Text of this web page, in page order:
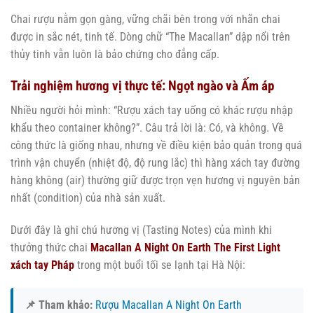
Chai rượu nằm gọn gàng, vững chãi bên trong với nhãn chai
được in sắc nét, tinh tế. Dòng chữ “The Macallan” dập nổi trên
thủy tinh vẫn luôn là bảo chứng cho đẳng cấp.
Trải nghiệm hương vị thực tế: Ngọt ngào và Ấm áp
Nhiều người hỏi mình: “Rượu xách tay uống có khác rượu nhập
khẩu theo container không?”. Câu trả lời là: Có, và không. Về
công thức là giống nhau, nhưng về điều kiện bảo quản trong quá
trình vận chuyển (nhiệt độ, độ rung lắc) thì hàng xách tay đường
hàng không (air) thường giữ được trọn vẹn hương vị nguyên bản
nhất (condition) của nhà sản xuất.
Dưới đây là ghi chú hương vị (Tasting Notes) của mình khi
thưởng thức chai Macallan A Night On Earth The First Light
xách tay Pháp trong một buổi tối se lạnh tại Hà Nội:
📌 Tham khảo: Rượu Macallan A Night On Earth